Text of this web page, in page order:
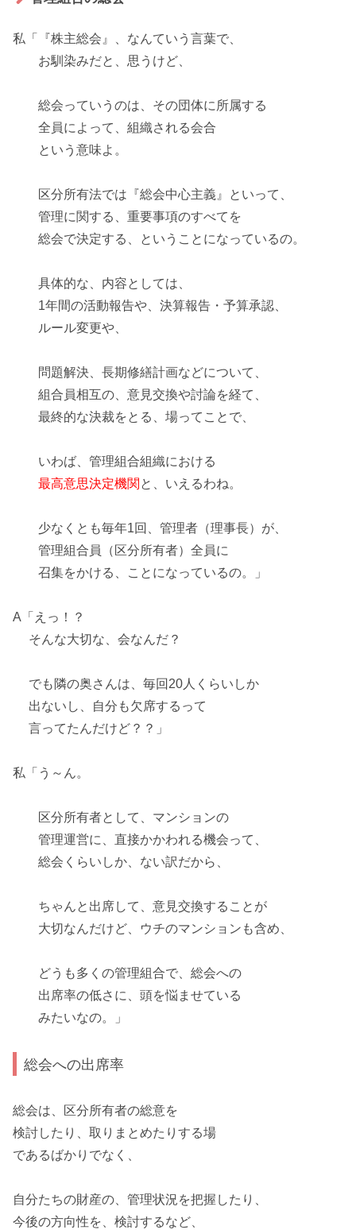
私「『株主総会』、なんていう言葉で、
お馴染みだと、思うけど、
総会っていうのは、その団体に所属する
全員によって、組織される会合
という意味よ。
区分所有法では『総会中心主義 』といって、
管理に関する、重要事項のすべてを
総会で決定する、ということになっているの。
具体的な、内容としては、
1年間の活動報告や、決算報告・予算承認、
ルール変更や、
問題解決、長期修繕計画などについて、
組合員相互の、意見交換や討論を経て、
最終的な決裁をとる、場ってことで、
いわば、管理組合組織における
最高意思決定機関 と、いえるわね。
少なくとも毎年1回、管理者（理事長）が、
管理組合員（区分所有者）全員に
召集をかける、ことになっているの。」
A「えっ！？
そんな大切な、会なんだ？
でも隣の奥さんは、毎回20人くらいしか
出ないし、自分も欠席するって
言ってたんだけど？？」
私「う～ん。
区分所有者として、マンションの
管理運営に、 直接かかわれる機会って、
総会くらいしか、ない訳だから、
ちゃんと出席して、意見交換することが
大切なんだけど、ウチのマンションも含め、
どうも多くの管理組合で、総会への
出席率の低さに、頭を悩ませている
みたいなの。」
総会への出席率
総会は、区分所有者の総意を
検討したり、取りまとめたりする場
であるばかりでなく、
自分たちの財産の、管理状況を把握したり、
今後の方向性を、検討するなど、